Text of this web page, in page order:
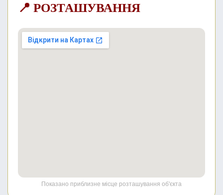
📍 РОЗТАШУВАННЯ
Показано приблизне місце розташування об'єкта